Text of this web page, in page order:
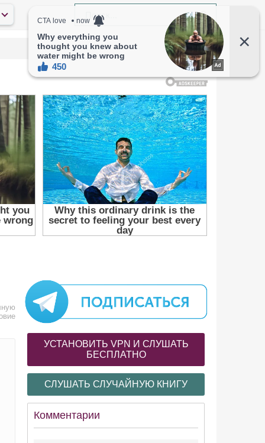
УСТАНОВИТЬ VPN И СЛУШАТЬ
БЕСПЛАТНО
СЛУШАТЬ СЛУЧАЙНУЮ КНИГУ
Комментарии